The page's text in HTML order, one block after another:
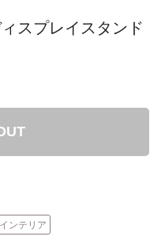
スプレイスタンド
インテリア